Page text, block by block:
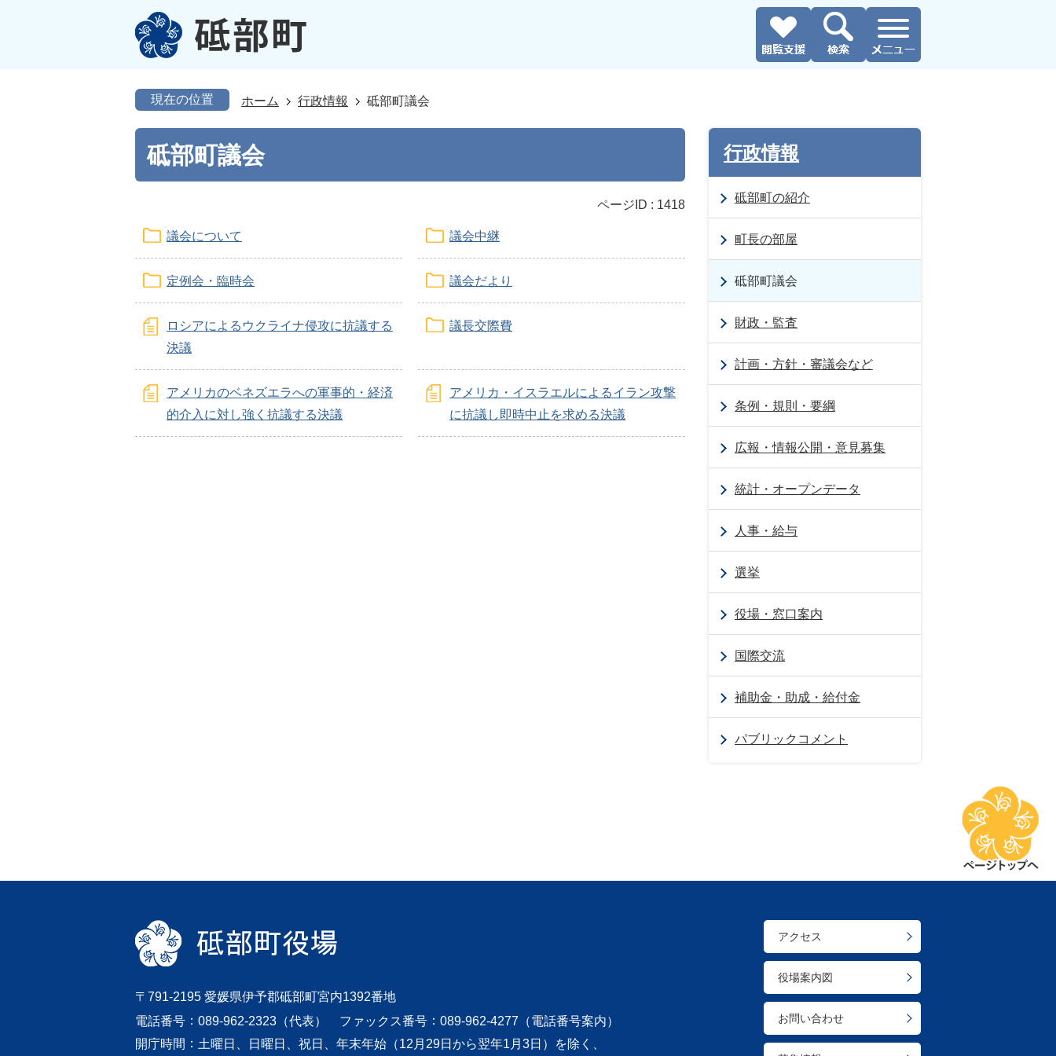
現在の位置 ホーム 行政情報 砥部町議会
砥部町議会
ページID : 1418
議会について 議会中継
定例会・臨時会 議会だより
ロシアによるウクライナ侵攻に抗議する
決議
議長交際費
アメリカのベネズエラへの軍事的・経済
的介入に対し強く抗議する決議
アメリカ・イスラエルによるイラン攻撃
に抗議し即時中止を求める決議
行政情報
砥部町の紹介
町長の部屋
砥部町議会
財政・監査
計画・方針・審議会など
条例・規則・要綱
広報・情報公開・意見募集
統計・オープンデータ
人事・給与
選挙
役場・窓口案内
国際交流
補助金・助成・給付金
パブリックコメント
〒791-2195 愛媛県伊予郡砥部町宮内1392番地
電話番号
089-962-2323（代表） ファックス番号 089-962-4277（電話番号案内）
開庁時間
土曜日、日曜日、祝日、年末年始（12月 29日から翌年1月3日）を除く、
アクセス
役場案内図
お問い合わせ